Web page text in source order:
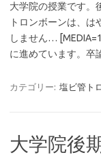
大学院の授業です。
トロンボーンは、
しません…
に進めています。卒
カテゴリー: 塩ビ管ト
大学院後